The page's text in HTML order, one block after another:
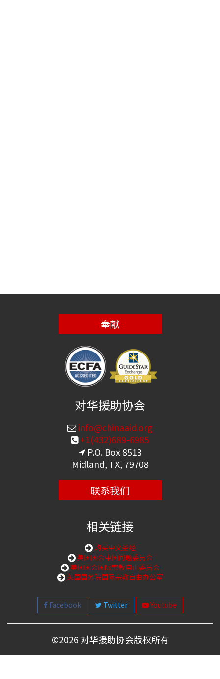
奉献
对华援助协会
info@chinaaid.org
+1(432)689-6985
P.O. Box 8513
Midland, TX, 79708
联系我们
相关链接
购买中文圣经
美国国会中国问题委员会
美国国会国际宗教自由委员会
美国国务院国际宗教自由办公室
Facebook Twitter Youtube
©2026 对华援助协会版权所有